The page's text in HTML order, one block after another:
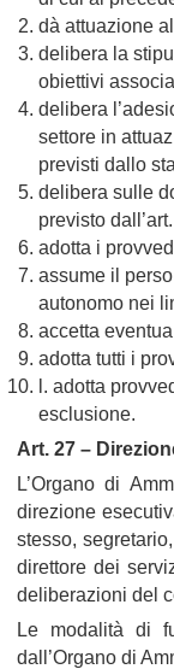
dà attuazione
delibera la
obiettivi
delibera
settore in
previsti dallo
delibera sulle
previsto
adotta i
assume il
autonomo nei
accetta
adotta tutti i
l. adotta
esclusione.
Art. 27 –
L’Organo di
direzione
stesso,
direttore dei
deliberazioni del
Le modalità di
dall’Organo di